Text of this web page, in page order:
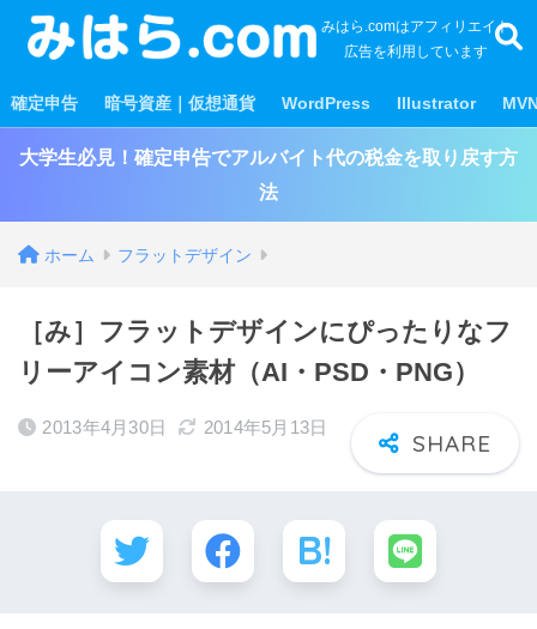
みはら.comはアフィリエイト
広告を利用しています
確定申告 暗号資産｜仮想通貨 WordPress Illustrator
大学生必見！確定申告でアルバイト代の税金を取り戻す方
法
ホーム フラットデザイン
［み］フラットデザインにぴったりなフ
リーアイコン素材（AI・PSD・PNG）
2013年4月30日 2014年5月13日